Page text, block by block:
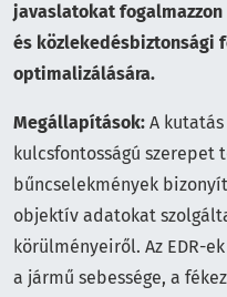
javaslatokat
és közlekedésbiztonsági
optimalizálására.
Megállapítások: A
kulcsfontosságú szerepet
bűncselekmények
objektív adatokat
körülményeiről. Az EDR-
a jármű sebessége, a